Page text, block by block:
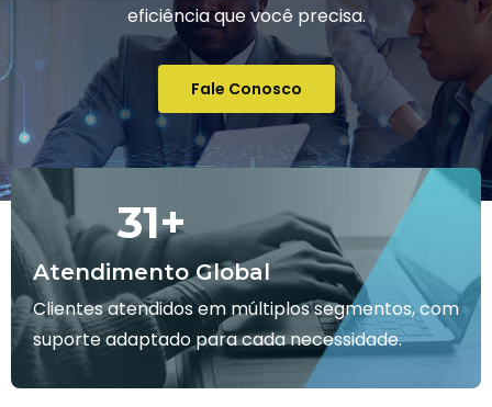
eficiência que você precisa.
Fale Conosco
Atendimento Global
32+
Clientes atendidos em múltiplos segmentos, com
suporte adaptado para cada necessidade.